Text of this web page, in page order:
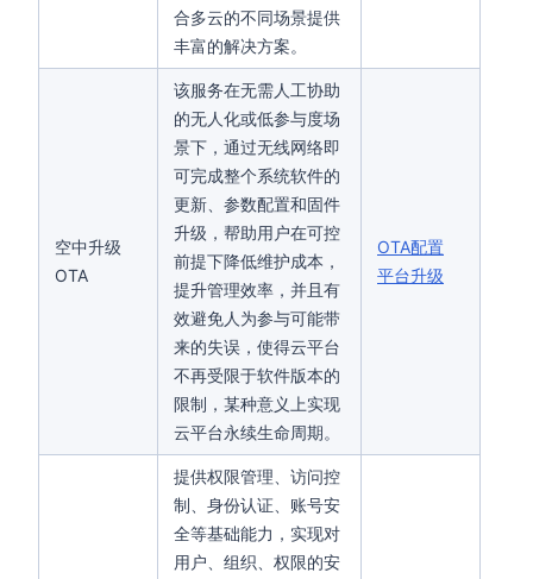
合多云的不同场景提供
丰富的解决方案。
空中升级
OTA
该服务在无需人工协助
的无人化或低参与度场
景下，通过无线网络即
可完成整个系统软件的
更新、参数配置和固件
升级，帮助用户在可控
前提下降低维护成本，
提升管理效率，并且有
效避免人为参与可能带
来的失误，使得云平台
不再受限于软件版本的
限制，某种意义上实现
云平台永续生命周期。
OTA配置
平台升级
提供权限管理、访问控
制、身份认证、账号安
全等基础能力，实现对
用户、组织、权限的安